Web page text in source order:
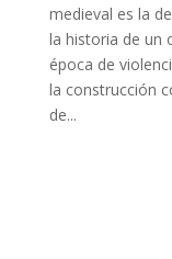
medieval es la
la historia de un
época de
la construcción
de...